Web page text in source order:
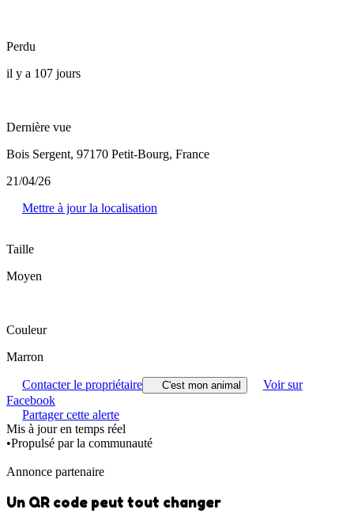
Perdu
il y a 107 jours
Dernière vue
Bois Sergent, 97170 Petit-Bourg, France
21/04/26
Mettre à jour la localisation
Taille
Moyen
Couleur
Marron
Contacter le propriétaire C'est mon animal
Voir sur
Facebook
Partager cette alerte
Mis à jour en temps réel
•Propulsé par la communauté
Annonce partenaire
Un QR code peut tout changer